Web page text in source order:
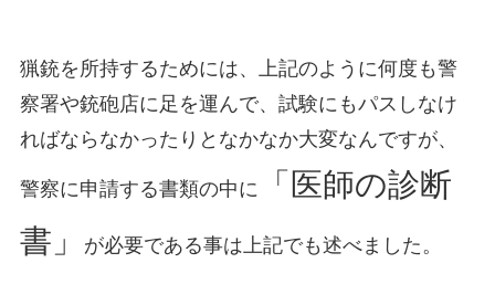
猟銃を所持するためには、上記のように何度も警
察署や銃砲店に足を運んで、試験にもパスしなけ
ればならなかったりとなかなか大変なんですが、
警察に申請する書類の中に
「医師の診断
書」
が必要である事は上記でも述べました。